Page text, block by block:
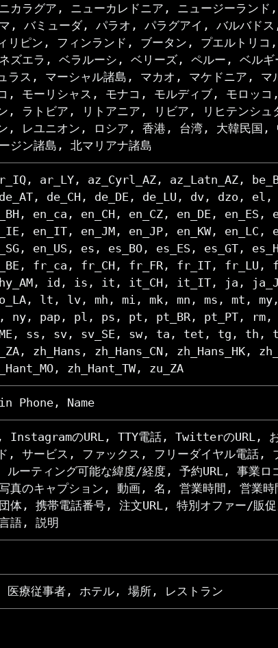
ラグア, ニューカレドニア, ニュージーラン
, バミューダ, パラオ, パラグアイ, バルバド
リピン, フィンランド, ブータン, プエルトリ
ズエラ, ベラルーシ, ベリーズ, ペルー, ベル
ラス, マーシャル諸島, マカオ, マケドニア,
, モーリシャス, モナコ, モルディブ, モロッ
, ラトビア, リトアニア, リビア, リヒテンシュ
, レユニオン, ロシア, 香港, 台湾, 大韓民国,
ン諸島, 北マリアナ諸島
ar_LY, az_Cyrl_AZ, az_Latn_AZ,
de_CH, de_DE, de_LU, dv, dzo, el,
en_ca, en_CH, en_CZ, en_DE, en_ES,
en_IT, en_JM, en_JP, en_KW, en_LC,
en_US, es, es_BO, es_ES, es_GT,
fr_CH, fr_FR, fr_IT, fr_LU,
id, is, it, it_CH, it_IT, ja,
lt, lv, mh, mi, mk, mn, ms, mt,
ny, pap, pl, ps, pt, pt_BR, pt_PT,
ss, sv, sv_SE, sw, ta, tet, tg,
zh_Hans_CN, zh_Hans_HK,
zh_Hant_TW, zu_ZA
Phone, Name
InstagramのURL, TTY電話, TwitterのURL,
, サービス, ファックス, フリーダイヤル電話,
ーティング可能な緯度/経度, 予約URL, 事業
のキャプション, 動画, 名, 営業時間, 営業時
体, 携帯電話番号, 注文URL, 特別オファー/販
語, 説明
医療従事者, ホテル, 場所, レストラン